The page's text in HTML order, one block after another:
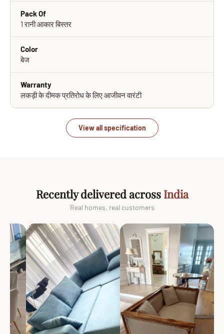
Pack Of
1 रानी आकार बिस्तर
Color
बेज
Warranty
लकड़ी के दीमक प्रतिरोध के लिए आजीवन वारंटी
View all specification
Recently delivered across India
Real homes, real customers